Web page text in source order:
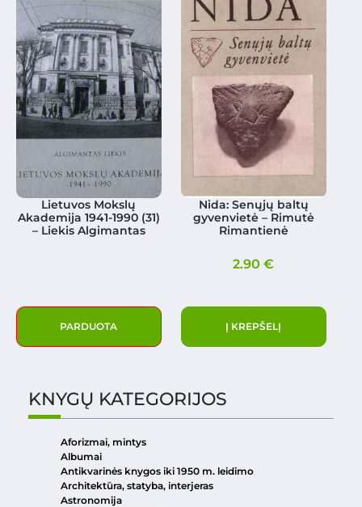
Lietuvos Mokslų
Akademija 1941-1990 (31)
– Liekis Algimantas
PARDUOTA
Nida: Senųjų baltų
gyvenvietė – Rimutė
Rimantienė
2.90€
Į KREPŠELĮ
KNYGŲ KATEGORIJOS
Aforizmai, mintys
Albumai
Antikvarinės knygos iki 1950 m. leidimo
Architektūra, statyba, interjeras
Astronomija